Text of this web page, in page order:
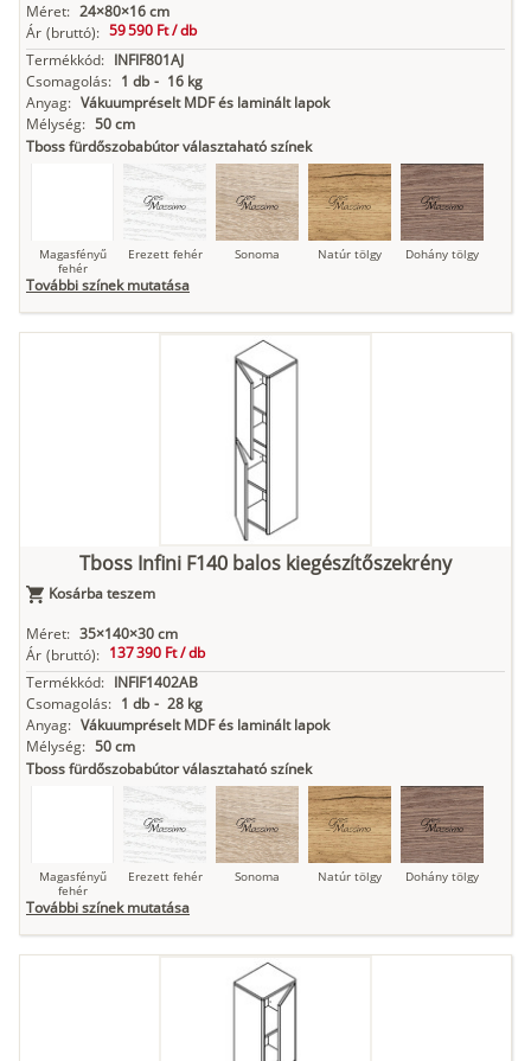
Méret: 24×80×16 cm
Ár (bruttó): 59 590 Ft /db
Termékkód: INFIF801AJ
Csomagolás: 1 db - 16 kg
Anyag: Vákuumpréselt MDF és laminált lapok
Mélység: 50 cm
Tboss fürdőszobabútor választaható színek
Magasfényű
fehér
Erezett fehér Sonoma Natúr tölgy Dohány tölgy
Loft beton
Nádzöld
Antracit Matt fekete
További színek mutatása
Tboss Infini F140 balos kiegészítőszekrény
Kosárba teszem
Méret: 35×140×30 cm
Ár (bruttó): 137 390 Ft /db
Termékkód: INFIF1402AB
Csomagolás: 1 db - 28 kg
Anyag: Vákuumpréselt MDF és laminált lapok
Mélység: 50 cm
Tboss fürdőszobabútor választaható színek
Magasfényű
fehér
Erezett fehér Sonoma Natúr tölgy Dohány tölgy
Loft beton
További színek mutatása